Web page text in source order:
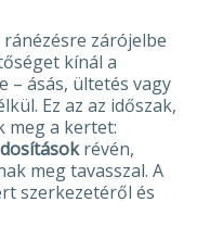
zárójelbe
kínál a
– ásás, ültetés vagy
Ez az az időszak,
meg a kertet:
révén,
meg tavasszal. A
szerkezetéről és